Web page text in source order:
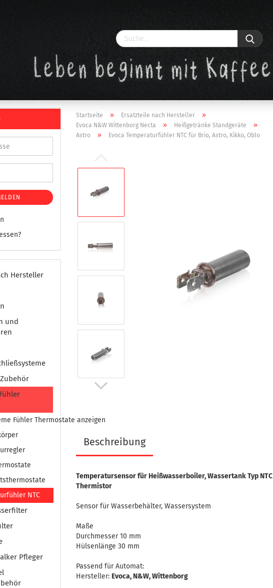
Startseite » Ersatzteile nach Hersteller »
Evoca N&W Wittenborg Necta » Heißgetränke Standgeräte »
Astro » Evoca Temperaturfühler NTC für Brio, Astro, Kikko, Oblo
Beschreibung
Temperatursensor für Heißwasserboiler, Wassertank Typ NTC
Thermistor
Sensor für Wasserbehälter, Wassersystem
Maße
Durchmesser 10 mm
Hülsenlänge 30 mm
Passend für Automat:
Hersteller: Evoca, N&W, Wittenborg
Hersteller
und
Fühler Thermostate anzeigen
NTC
Pfleger